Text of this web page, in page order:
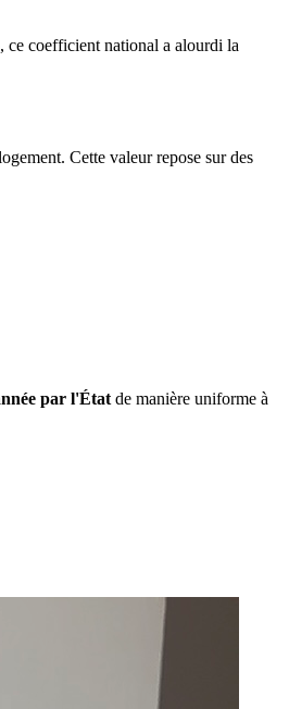
ce coefficient national a alourdi la
Cette valeur repose sur des
par l'État de manière uniforme à